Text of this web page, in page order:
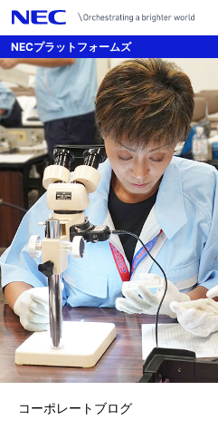
NECプラットフォームズ
ナ
ビ
ゲ
ー
シ
ョ
ン
コーポレートブログ